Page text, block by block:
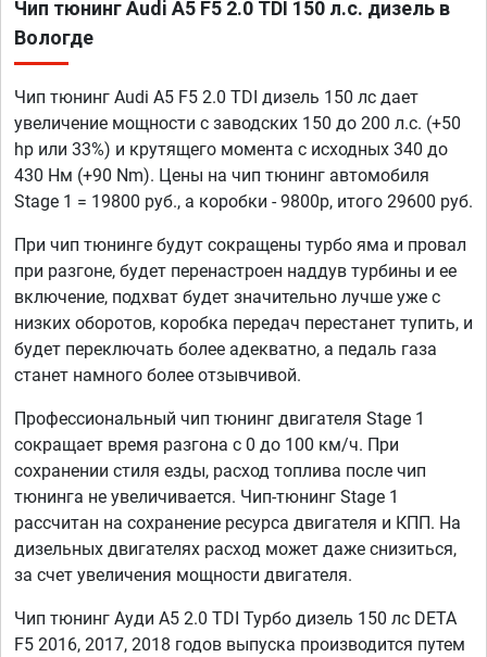
Чип тюнинг Audi A5 F5 2.0 TDI 150 л.с. дизель в
Вологде
Чип тюнинг Audi A5 F5 2.0 TDI дизель 150 лс дает
увеличение мощности с заводских 150 до 200 л.с. (+50
hp или 33%) и крутящего момента с исходных 340 до
430 Нм (+90 Nm). Цены на чип тюнинг автомобиля
Stage 1 = 19800 руб., а коробки - 9800р, итого 29600 руб.
При чип тюнинге будут сокращены турбо яма и провал
при разгоне, будет перенастроен наддув турбины и ее
включение, подхват будет значительно лучше уже с
низких оборотов, коробка передач перестанет тупить, и
будет переключать более адекватно, а педаль газа
станет намного более отзывчивой.
Профессиональный чип тюнинг двигателя Stage 1
сокращает время разгона с 0 до 100 км/ч. При
сохранении стиля езды, расход топлива после чип
тюнинга не увеличивается. Чип-тюнинг Stage 1
рассчитан на сохранение ресурса двигателя и КПП. На
дизельных двигателях расход может даже снизиться,
за счет увеличения мощности двигателя.
Чип тюнинг Ауди А5 2.0 TDI Турбо дизель 150 лс DETA
F5 2016, 2017, 2018 годов выпуска производится путем